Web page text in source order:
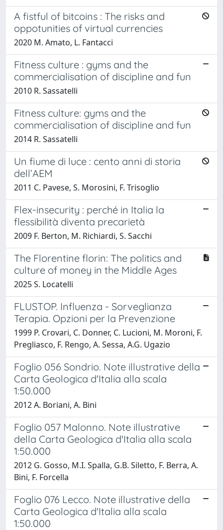
A fistful of bitcoins : The risks and
oppotunities of virtual currencies
2020 M. Amato, L. Fantacci
Fitness culture : gyms and the
commercialisation of discipline and fun
2010 R. Sassatelli
Fitness culture: gyms and the
commercialisation of discipline and fun
2014 R. Sassatelli
Un fiume di luce : cento anni di storia
dell’AEM
2011 C. Pavese, S. Morosini, F. Trisoglio
Flex-insecurity : perché in Italia la
flessibilità diventa precarietà
2009 F. Berton, M. Richiardi, S. Sacchi
The Florentine florin: The politics and
culture of money in the Middle Ages
2025 S. Locatelli
FLUSTOP. Influenza - Sorveglianza
Terapia. Opzioni per la Prevenzione
1999 P. Crovari, C. Donner, C. Lucioni, M. Moroni, F.
Pregliasco, F. Rengo, A. Sessa, A.G. Ugazio
Foglio 056 Sondrio. Note illustrative della
Carta Geologica d'Italia alla scala
1:50.000
2012 A. Boriani, A. Bini
Foglio 057 Malonno. Note illustrative
della Carta Geologica d'Italia alla scala
1:50.000
2012 G. Gosso, M.I. Spalla, G.B. Siletto, F. Berra, A.
Bini, F. Forcella
Foglio 076 Lecco. Note illustrative della
Carta Geologica d'Italia alla scala
1:50.000